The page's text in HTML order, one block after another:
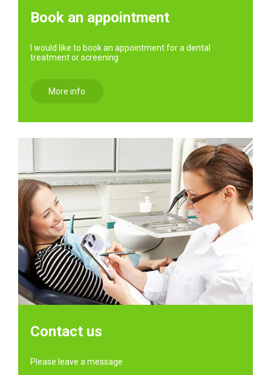
Book an appointment
I would like to book an appointment for a dental
treatment or screening
More info
Contact us
Please leave a message